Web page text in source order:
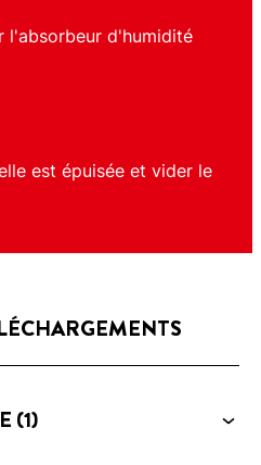
l'absorbeur d'humidité
est épuisée et vider le
(1)